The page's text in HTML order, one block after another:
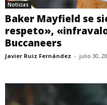
Noticias
Baker Mayfield se
respeto»,
Buccaneers
Javier Ruiz Fernández - julio 30,